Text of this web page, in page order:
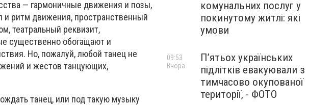
— гармоничные движения и позы,
и ритм движения, пространственный
театральный реквизит,
существенно обогащают и
Но, пожалуй, любой танец не
и жестов танцующих,
танец, или под такую музыку
комунальних послуг у
покинутому житлі: які
умови
П’ятьох українських
підлітків евакуювали з
тимчасово окупованої
території, - ФОТО
09:53
Вчора